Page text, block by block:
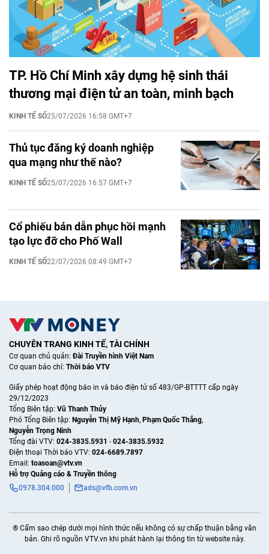
TP. Hồ Chí Minh xây dựng hệ sinh thái
thương mại điện tử an toàn, minh bạch
KINH TẾ SỐ25/07/2026 16:58 GMT+7
Thủ tục đăng ký doanh nghiệp
qua mạng như thế nào?
KINH TẾ SỐ25/07/2026 16:57 GMT+7
Cổ phiếu bán dẫn phục hồi mạnh
tạo lực đỡ cho Phố Wall
KINH TẾ SỐ22/07/2026 08:49 GMT+7
CHUYÊN TRANG KINH TẾ, TÀI CHÍNH
Cơ quan chủ quản:Đài Truyền hình Việt Nam
Cơ quan báo chí: Thời báo VTV
Giấy phép hoạt động báo in và báo điện tử số 483/GP-BTTTT cấp ngày
29/12/2023
Tổng Biên tập: Vũ Thanh Thủy
Phó Tổng Biên tập: Nguyễn Thị Mỹ Hạnh, Phạm Quốc Thắng,
Nguyễn Trọng Ninh
Tổng đài VTV: 024-3835.5931 - 024-3835.5932
Ðiện thoại Thời báo VTV: 024-6689.7897
Email: toasoan@vtv.vn
Hỗ trợ Quảng cáo & Truyền thông
0978.304.000
ads@vfb.com.vn
® Cấm sao chép dưới mọi hình thức nếu không có sự chấp thuận bằng văn
bản. Ghi rõ nguồn VTV.vn khi phát hành lại thông tin từ website này.